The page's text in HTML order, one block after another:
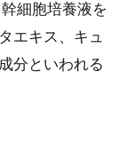
細胞培養液を
エキス、キュ
分といわれる